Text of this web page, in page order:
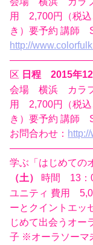
用 2,700円（税込
き）要予約 講師
http://
区 日程 2015年12
会場 横浜 カラフ
用 2,700円（税込
き）要予約 講師
お問合わせ：
学ぶ「はじめての
（土）
時間 13：
ユニティ 費用
ーとクイントエッ
じめて出会うオ
子 ※オーラソーマ